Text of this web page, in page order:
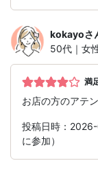
kokayoさ
50代｜女
満
お店の方のアテ
投稿日時：
に参加）